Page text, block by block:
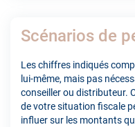
Scénarios de
Les chiffres indiqués
lui-même, mais pas
conseiller ou distributeur.
de votre situation fiscale
influer sur les montants